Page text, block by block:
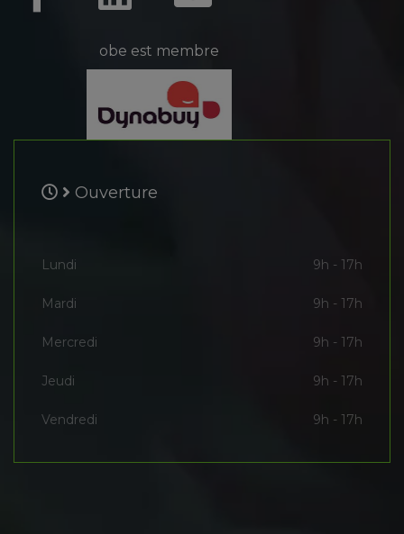
obe est membre
Ouverture
Lundi 9h - 17h
Mardi 9h - 17h
Mercredi 9h - 17h
Jeudi 9h - 17h
Vendredi 9h - 17h